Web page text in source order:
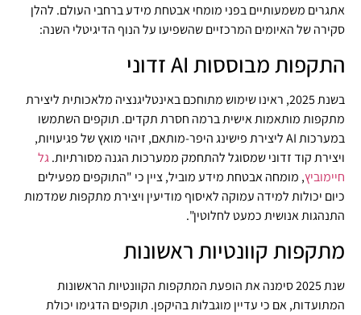
אתגרים משמעותיים בפני מומחי אבטחת מידע ברחבי העולם. להלן
סקירה של האיומים המרכזיים שהשפיעו על הנוף הדיגיטלי השנה:
התקפות מבוססות AI זדוני
בשנת 2025, ראינו שימוש מתוחכם באינטליגנציה מלאכותית ליצירת
מתקפות מותאמות אישית ברמה חסרת תקדים. תוקפים השתמשו
במערכות AI ליצירת פישינג היפר-מותאם, זיהוי מואץ של פגיעויות,
ויצירת קוד זדוני שמסוגל להתחמק ממערכות הגנה מסורתיות.גל
חיימוביץ, מומחה אבטחת מידע מוביל, ציין כי "התוקפים מפעילים
כיום יכולות למידה עמוקה לאיסוף מודיעין ויצירת מתקפות שמדמות
התנהגות אנושית כמעט לחלוטין".
מתקפות קוונטיות ראשונות
שנת 2025 סימנה את הופעת המתקפות הקוונטיות הראשונות
המתועדות, אם כי עדיין מוגבלות בהיקפן. תוקפים הדגימו יכולת